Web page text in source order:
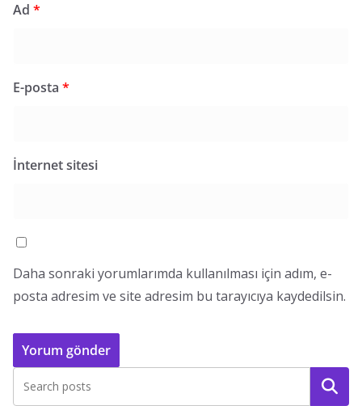
Ad *
E-posta *
İnternet sitesi
Daha sonraki yorumlarımda kullanılması için adım, e-
posta adresim ve site adresim bu tarayıcıya kaydedilsin.
Ara